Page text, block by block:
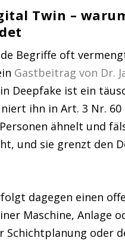
Twin –
Begriffe oft
Gastbeitrag von Dr.
Deepfake ist ein
ihn in Art. 3 Nr.
ähnelt und
und sie grenzt den
dagegen einen
Maschine, Anlage
Schichtplanung oder